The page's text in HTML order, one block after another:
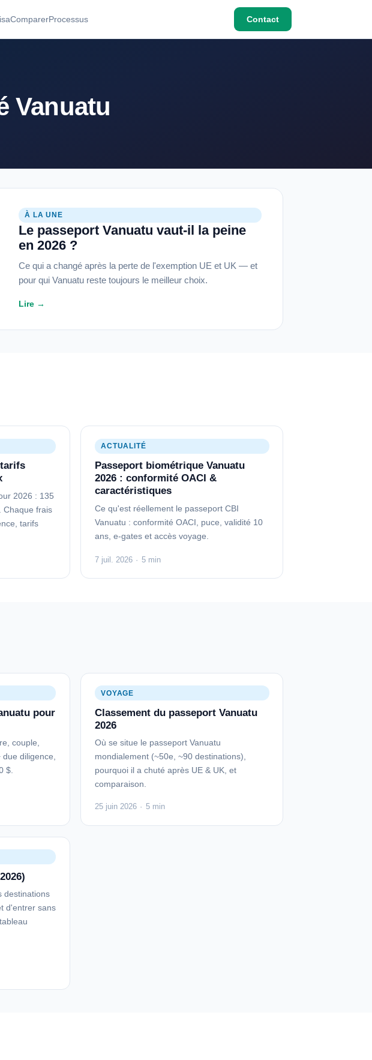
ComparerProcessus Contact
Vanuatu
À LA UNE
Le passeport Vanuatu vaut-il la peine
en 2026 ?
Ce qui a changé après la perte de l'exemption UE et UK — et
pour qui Vanuatu reste toujours le meilleur choix.
Lire →
2026 : 135
Chaque frais
tarifs
ACTUALITÉ
Passeport biométrique Vanuatu
2026 : conformité OACI &
caractéristiques
Ce qu'est réellement le passeport CBI
Vanuatu : conformité OACI, puce, validité 10
ans, e-gates et accès voyage.
7 juil. 2026 · 5 min
pour
couple,
diligence,
$.
VOYAGE
Classement du passeport Vanuatu
2026
Où se situe le passeport Vanuatu
mondialement (~50e, ~90 destinations),
pourquoi il a chuté après UE & UK, et
comparaison.
25 juin 2026 · 5 min
destinations
d'entrer sans